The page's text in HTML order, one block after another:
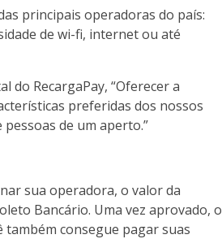
principais operadoras do país:
de wi-fi, internet ou até
do RecargaPay, “Oferecer a
preferidas dos nossos
de um aperto.”
sua operadora, o valor da
Bancário. Uma vez aprovado, o
consegue pagar suas